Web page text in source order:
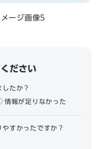
ださい
たか？
情報が足りなかった
すかったですか？